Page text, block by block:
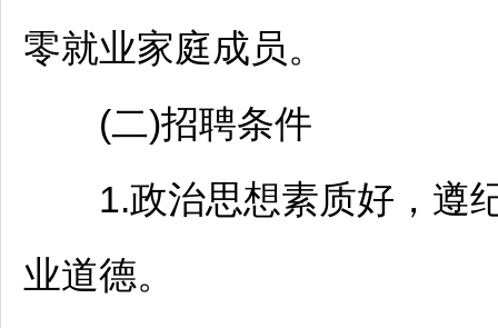
零就业家庭成员。
(二)招聘条件
1.政治思想素质好，遵纪
业道德。